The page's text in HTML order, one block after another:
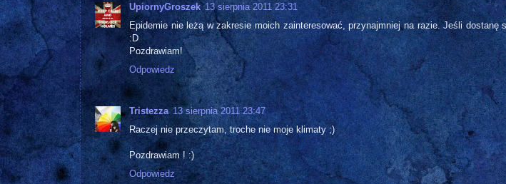
UpiornyGroszek 13 sierpnia 2011 23:31
Epidemie nie leżą w zakresie moich zainteresować, przynajmniej na razie. Jeśli dostanę
:D
Pozdrawiam!
Odpowiedz
Tristezza 13 sierpnia 2011 23:47
Raczej nie przeczytam, troche nie moje klimaty ;)
Pozdrawiam ! :)
Odpowiedz